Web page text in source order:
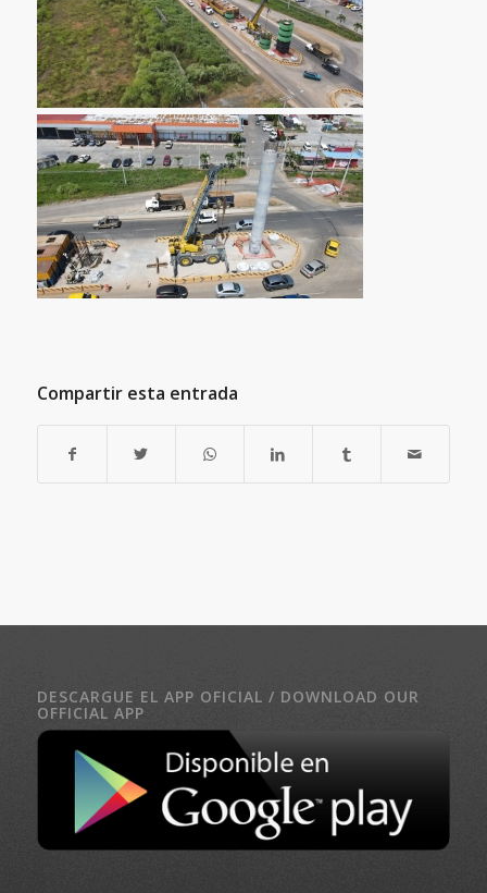
Compartir esta entrada
DESCARGUE EL APP OFICIAL / DOWNLOAD OUR
OFFICIAL APP